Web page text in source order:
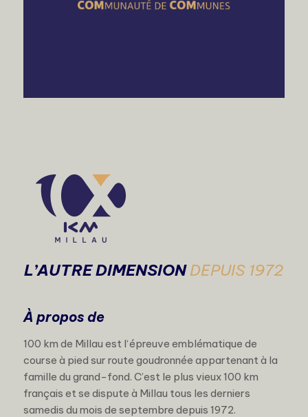
L’AUTRE DIMENSIONDEPUIS 1972
À propos de
100 km de Millau est l‘épreuve emblématique de
course à pied sur route goudronnée appartenant à la
famille du grand-fond. C’est le plus vieux 100 km
français et se dispute à Millau tous les derniers
samedis du mois de septembre depuis 1972.